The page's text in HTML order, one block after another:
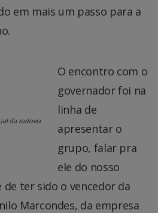
em mais um passo para a
da rodovia
O encontro com o
governador foi na
linha de
apresentar o
grupo, falar pra
ele do nosso
de ter sido o vencedor da
Marcondes, da empresa